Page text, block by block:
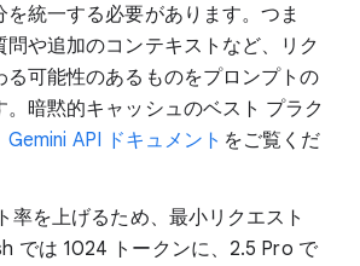
統一する必要があります。つま
問や追加のコンテキストなど、リク
る可能性のあるものをプロンプトの
暗黙的キャッシュのベスト プラク
Gemini API ドキュメント をご覧くだ
率を上げるため、最小リクエスト
では 1024 トークンに、2.5 Pro で